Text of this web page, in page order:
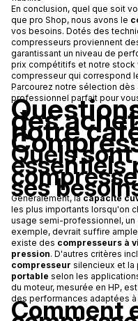
En conclusion, quel que soit
que pro Shop, nous avons le
vos besoins. Dotés des
compresseurs proviennent
garantissant un niveau de
prix compétitifs et notre stock
compresseur qui correspond
Parcourez notre sélection
professionnel parfait pour
des
notre
Quels
essentiels
ses
Généralement, lacapacité
les plus importants lorsqu'on
usage semi-professionnel, un
exemple, devrait suffire
existe des compresseurs à
pression. D'autres critères
compresseur silencieux et la
portable selon les
du moteur, mesurée en HP,
des performances adaptées
Comment